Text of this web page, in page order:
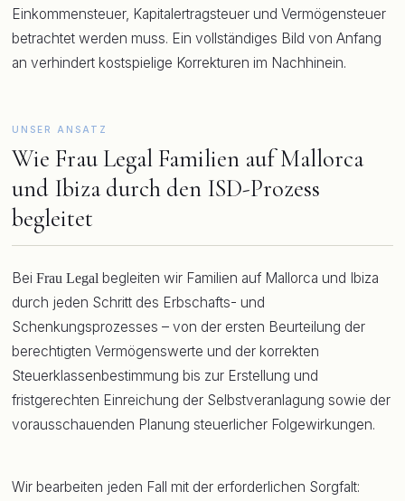
Einkommensteuer, Kapitalertragsteuer und Vermögensteuer
betrachtet werden muss. Ein vollständiges Bild von Anfang
an verhindert kostspielige Korrekturen im Nachhinein.
UNSER ANSATZ
Wie Frau Legal Familien auf Mallorca
und Ibiza durch den ISD-Prozess
begleitet
Bei Frau Legalbegleiten wir Familien auf Mallorca und Ibiza
durch jeden Schritt des Erbschafts- und
Schenkungsprozesses – von der ersten Beurteilung der
berechtigten Vermögenswerte und der korrekten
Steuerklassenbestimmung bis zur Erstellung und
fristgerechten Einreichung der Selbstveranlagung sowie der
vorausschauenden Planung steuerlicher Folgewirkungen.
Wir bearbeiten jeden Fall mit der erforderlichen Sorgfalt: